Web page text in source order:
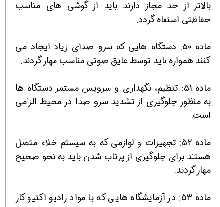
بالاتر از حد مجاز دارند باید از گوشی های مناسب
حفاظتی استفاه گردد.
ماده 50: دستگاه هایی كه سرو صدای زیاد ایجاد می
كنند همواره باید توسط عایق صوتی مناسب مهار گردند.
ماده 51: تنظیم، نگهداری و سرویس مستمر دستگاه ها
به منظور جلوگیری از تشدید سرو صدا در محیط الزامی
است.
ماده 52: تجهیزات و لوازمی كه به سیستم خلاء متصل
هستند برای جلوگیری از پرتاب شدن باید به نحو صحیح
مهار گردند.
ماده 53: در آزمایشگاه هایی كه با مواد رادیو اكتیو كار